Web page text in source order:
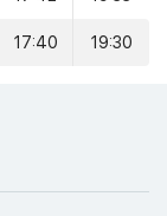
17:40 19:30